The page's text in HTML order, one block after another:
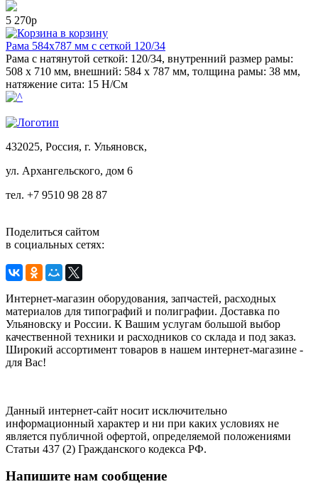
5 270р
в корзину
Рама 584x787 мм с сеткой 120/34
Рама с натянутой сеткой: 120/34, внутренний размер рамы:
508 х 710 мм, внешний: 584 х 787 мм, толщина рамы: 38 мм,
натяжение сита: 15 Н/См
432025, Россия, г. Ульяновск,
ул. Архангельского, дом 6
тел. +7 9510 98 28 87
Поделиться сайтом
в социальных сетях:
Интернет-магазин оборудования, запчастей, расходных
материалов для типографий и полиграфии. Доставка по
Ульяновску и России. К Вашим услугам большой выбор
качественной техники и расходников со склада и под заказ.
Широкий ассортимент товаров в нашем интернет-магазине -
для Вас!
Данный интернет-сайт носит исключительно
информационный характер и ни при каких условиях не
является публичной офертой, определяемой положениями
Статьи 437 (2) Гражданского кодекса РФ.
Напишите нам сообщение